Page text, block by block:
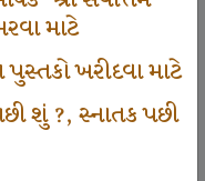
માટે
પુસ્તકો ખરીદવા માટે
શું ?, સ્નાતક પછી